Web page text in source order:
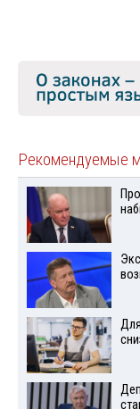
Рекомендуемые